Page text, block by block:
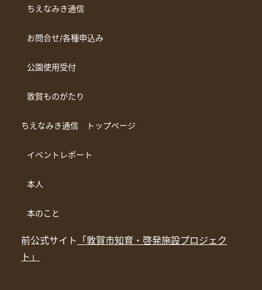
ちえなみき通信
お問合せ/各種申込み
公園使用受付
敦賀ものがたり
ちえなみき通信 トップページ
イベントレポート
本人
本のこと
前公式サイト 「敦賀市知育・啓発施設プロジェク
ト」